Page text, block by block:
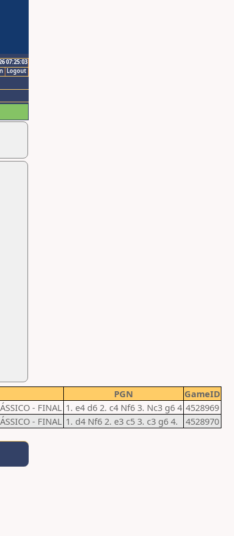
07:25:03
Logout
PGN
GameID
- FINAL 1. e4 d6 2. c4 Nf6 3. Nc3 g6 4 4528969
- FINAL 1. d4 Nf6 2. e3 c5 3. c3 g6 4.
4528970